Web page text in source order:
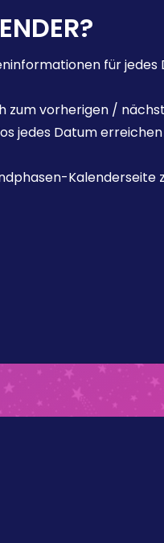
für jedes
zum vorherigen /
jedes Datum
Kalenderseite